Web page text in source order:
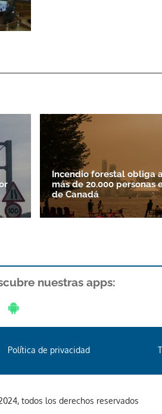
Incendio forestal obliga
más de 20.000 personas
de Canadá
nuestras apps:
Política de privacidad
todos los derechos reservados